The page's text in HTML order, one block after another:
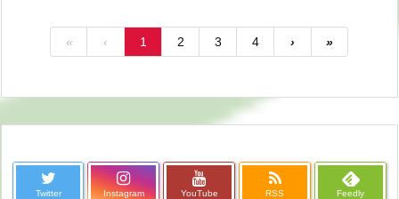
« ‹ 1 2 3 4 › »
Twitter Instagram YouTube RSS Feedly